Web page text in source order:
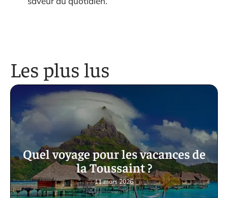
Les plus lus
Quel voyage pour les vacances de
la Toussaint ?
11 mars 2026